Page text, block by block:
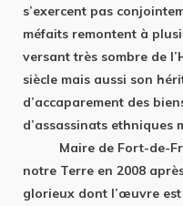
s’exercent pas
méfaits remontent à
versant très sombre de
siècle mais aussi son
d’accaparement des
d’assassinats ethniques
Maire de Fort-de-
notre Terre en 2008
glorieux dont l’œuvre